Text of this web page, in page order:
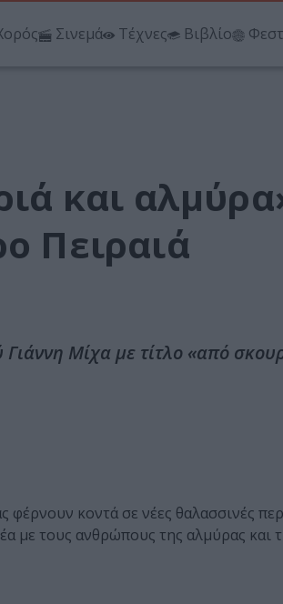
Σινεμά Τέχνες Βιβλίο
και
Πειραιά
Μίχα με τίτλο «από
φέρνουν κοντά σε νέες θαλασσινές
με τους ανθρώπους της αλμύρας και